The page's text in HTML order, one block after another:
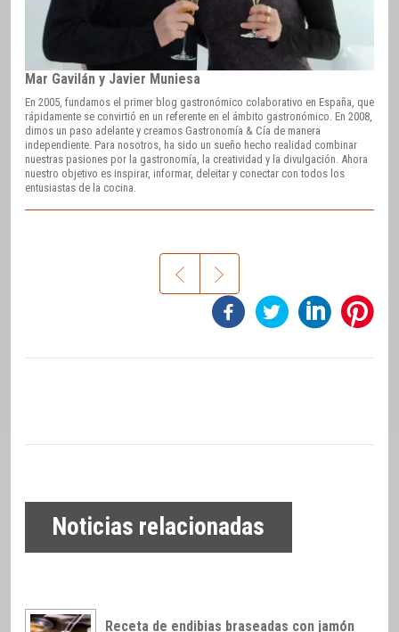
Mar Gavilán y Javier Muniesa
En 2005, fundamos el primer blog gastronómico colaborativo en España, que
rápidamente se convirtió en un referente en el ámbito gastronómico. En 2008,
dimos un paso adelante y creamos Gastronomía & Cía de manera
independiente. Para nosotros, ha sido un sueño hecho realidad combinar
nuestras pasiones por la gastronomía, la creatividad y la divulgación. Ahora
nuestro objetivo es inspirar, informar, deleitar y conectar con todos los
entusiastas de la cocina.
Noticias relacionadas
Receta de endibias braseadas con jamón